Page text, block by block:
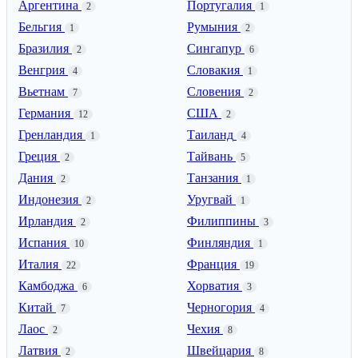
Аргентина 2
Бельгия 1
Бразилия 2
Венгрия 4
Вьетнам 7
Германия 12
Гренландия 1
Греция 2
Дания 2
Индонезия 2
Ирландия 2
Испания 10
Италия 22
Камбоджа 6
Китай 7
Лаос 2
Латвия 2
Португалия 1
Румыния 2
Сингапур 6
Словакия 1
Словения 2
США 2
Таиланд 4
Тайвань 5
Танзания 1
Уругвай 1
Филиппины 3
Финляндия 1
Франция 19
Хорватия 3
Черногория 4
Чехия 8
Швейцария 8